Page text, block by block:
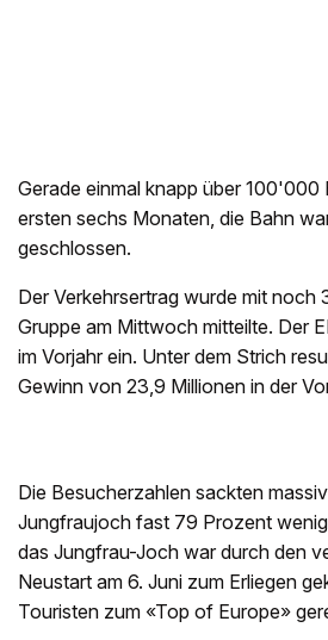
Gerade einmal knapp über
ersten sechs Monaten, die Bahn
geschlossen.
Der Verkehrsertrag wurde mit noch
Gruppe am Mittwoch mitteilte. Der
im Vorjahr ein. Unter dem Strich
Gewinn von 23,9 Millionen in der
Die Besucherzahlen sackten
Jungfraujoch fast 79 Prozent
das Jungfrau-Joch war durch den
Neustart am 6. Juni zum Erliegen
Touristen zum «Top of Europe»